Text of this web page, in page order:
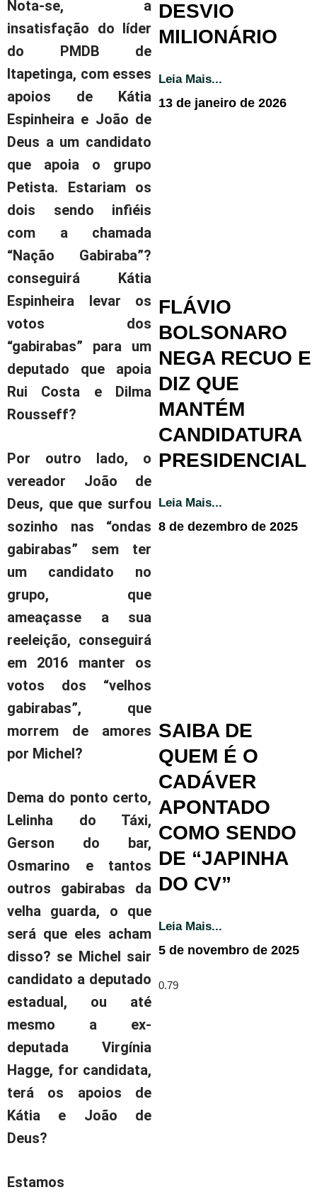
Nota-se, a
insatisfação do líder
do PMDB de
Itapetinga, com esses
apoios de Kátia
Espinheira e João de
Deus a um candidato
que apoia o grupo
Petista. Estariam os
dois sendo infiéis
com a chamada
“Nação Gabiraba”?
conseguirá Kátia
Espinheira levar os
votos dos
“gabirabas” para um
deputado que apoia
Rui Costa e Dilma
Rousseff?
Por outro lado, o
vereador João de
Deus, que que surfou
sozinho nas “ondas
gabirabas” sem ter
um candidato no
grupo, que
ameaçasse a sua
reeleição, conseguirá
em 2016 manter os
votos dos “velhos
gabirabas”, que
morrem de amores
por Michel?
Dema do ponto certo,
Lelinha do Táxi,
Gerson do bar,
Osmarino e tantos
outros gabirabas da
velha guarda, o que
será que eles acham
disso? se Michel sair
candidato a deputado
estadual, ou até
mesmo a ex-
deputada Virgínia
Hagge, for candidata,
terá os apoios de
Kátia e João de
Deus?
Estamos
DESVIO
MILIONÁRIO
Leia Mais...
13 de janeiro de 2026
FLÁVIO
BOLSONARO
NEGA RECUO E
DIZ QUE
MANTÉM
CANDIDATURA
PRESIDENCIAL
Leia Mais...
8 de dezembro de 2025
SAIBA DE
QUEM É O
CADÁVER
APONTADO
COMO SENDO
DE “JAPINHA
DO CV”
Leia Mais...
5 de novembro de 2025